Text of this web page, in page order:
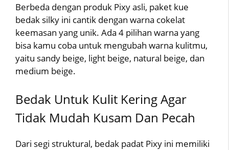
Berbeda dengan produk Pixy asli, paket kue
bedak silky ini cantik dengan warna cokelat
keemasan yang unik. Ada 4 pilihan warna yang
bisa kamu coba untuk mengubah warna kulitmu,
yaitu sandy beige, light beige, natural beige, dan
medium beige.
Bedak Untuk Kulit Kering Agar
Tidak Mudah Kusam Dan Pecah
Dari segi struktural, bedak padat Pixy ini memiliki